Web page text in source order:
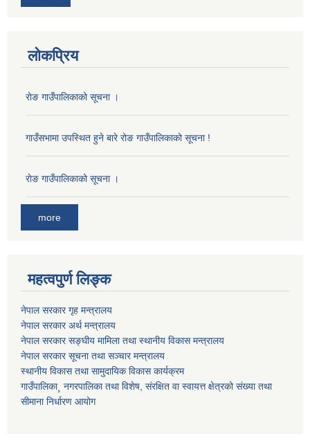
लोकप्रिय
राेङ गाउँपालिकाको सूचना ।
गाउँसभामा उपस्थित हुने बारे रोङ गाउँपालिकाको सूचना !
राेङ गाउँपालिकाको सूचना ।
more
महत्वपुर्ण लिङ्क
नेपाल सरकार गृह मन्त्रालय
नेपाल सरकार अर्थ मन्त्रालय
नेपाल सरकार सङ्घीय मामिला तथा स्थानीय विकास मन्त्रालय
नेपाल सरकार सूचना तथा सञ्चार मन्त्रालय
स्थानीय विकास तथा सामुदायिक विकास कार्यक्रम
गाउँपालिका¸ नगरपालिका तथा विशेष, संरक्षित वा स्वायत्त क्षेत्रको संख्या तथा
सीमाना निर्धारण आयोग